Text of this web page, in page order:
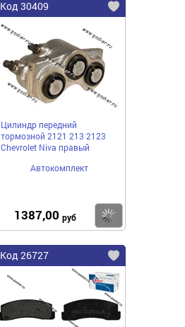
Купить
Код 30409
Цилиндр передний
тормозной 2121 213 2123
Chevrolet Niva правый
Автокомплект
1387,00 руб
Код 26727